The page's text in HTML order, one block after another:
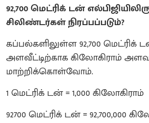
92,700 மெட்ரிக் டன்
சிலிண்டர்கள் நிரப்பப்படும்?
கப்பல்களிலுள்ள 92,700 மெட்ரிக்
அளவீட்டிற்காக கிலோகிராம்
மாற்றிக்கொள்வோம்.
1 மெட்ரிக் டன் = 1,000 கிலோகிராம்
92700 மெட்ரிக் டன் = 92,700,000